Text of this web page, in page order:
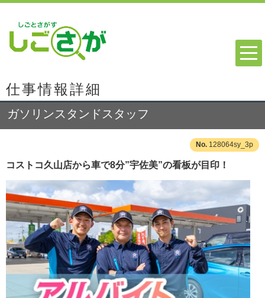
仕事情報詳細
ガソリンスタンドスタッフ
128064sy_3p
コストコ久山店から車で8分”宇佐美”の看板が目印！